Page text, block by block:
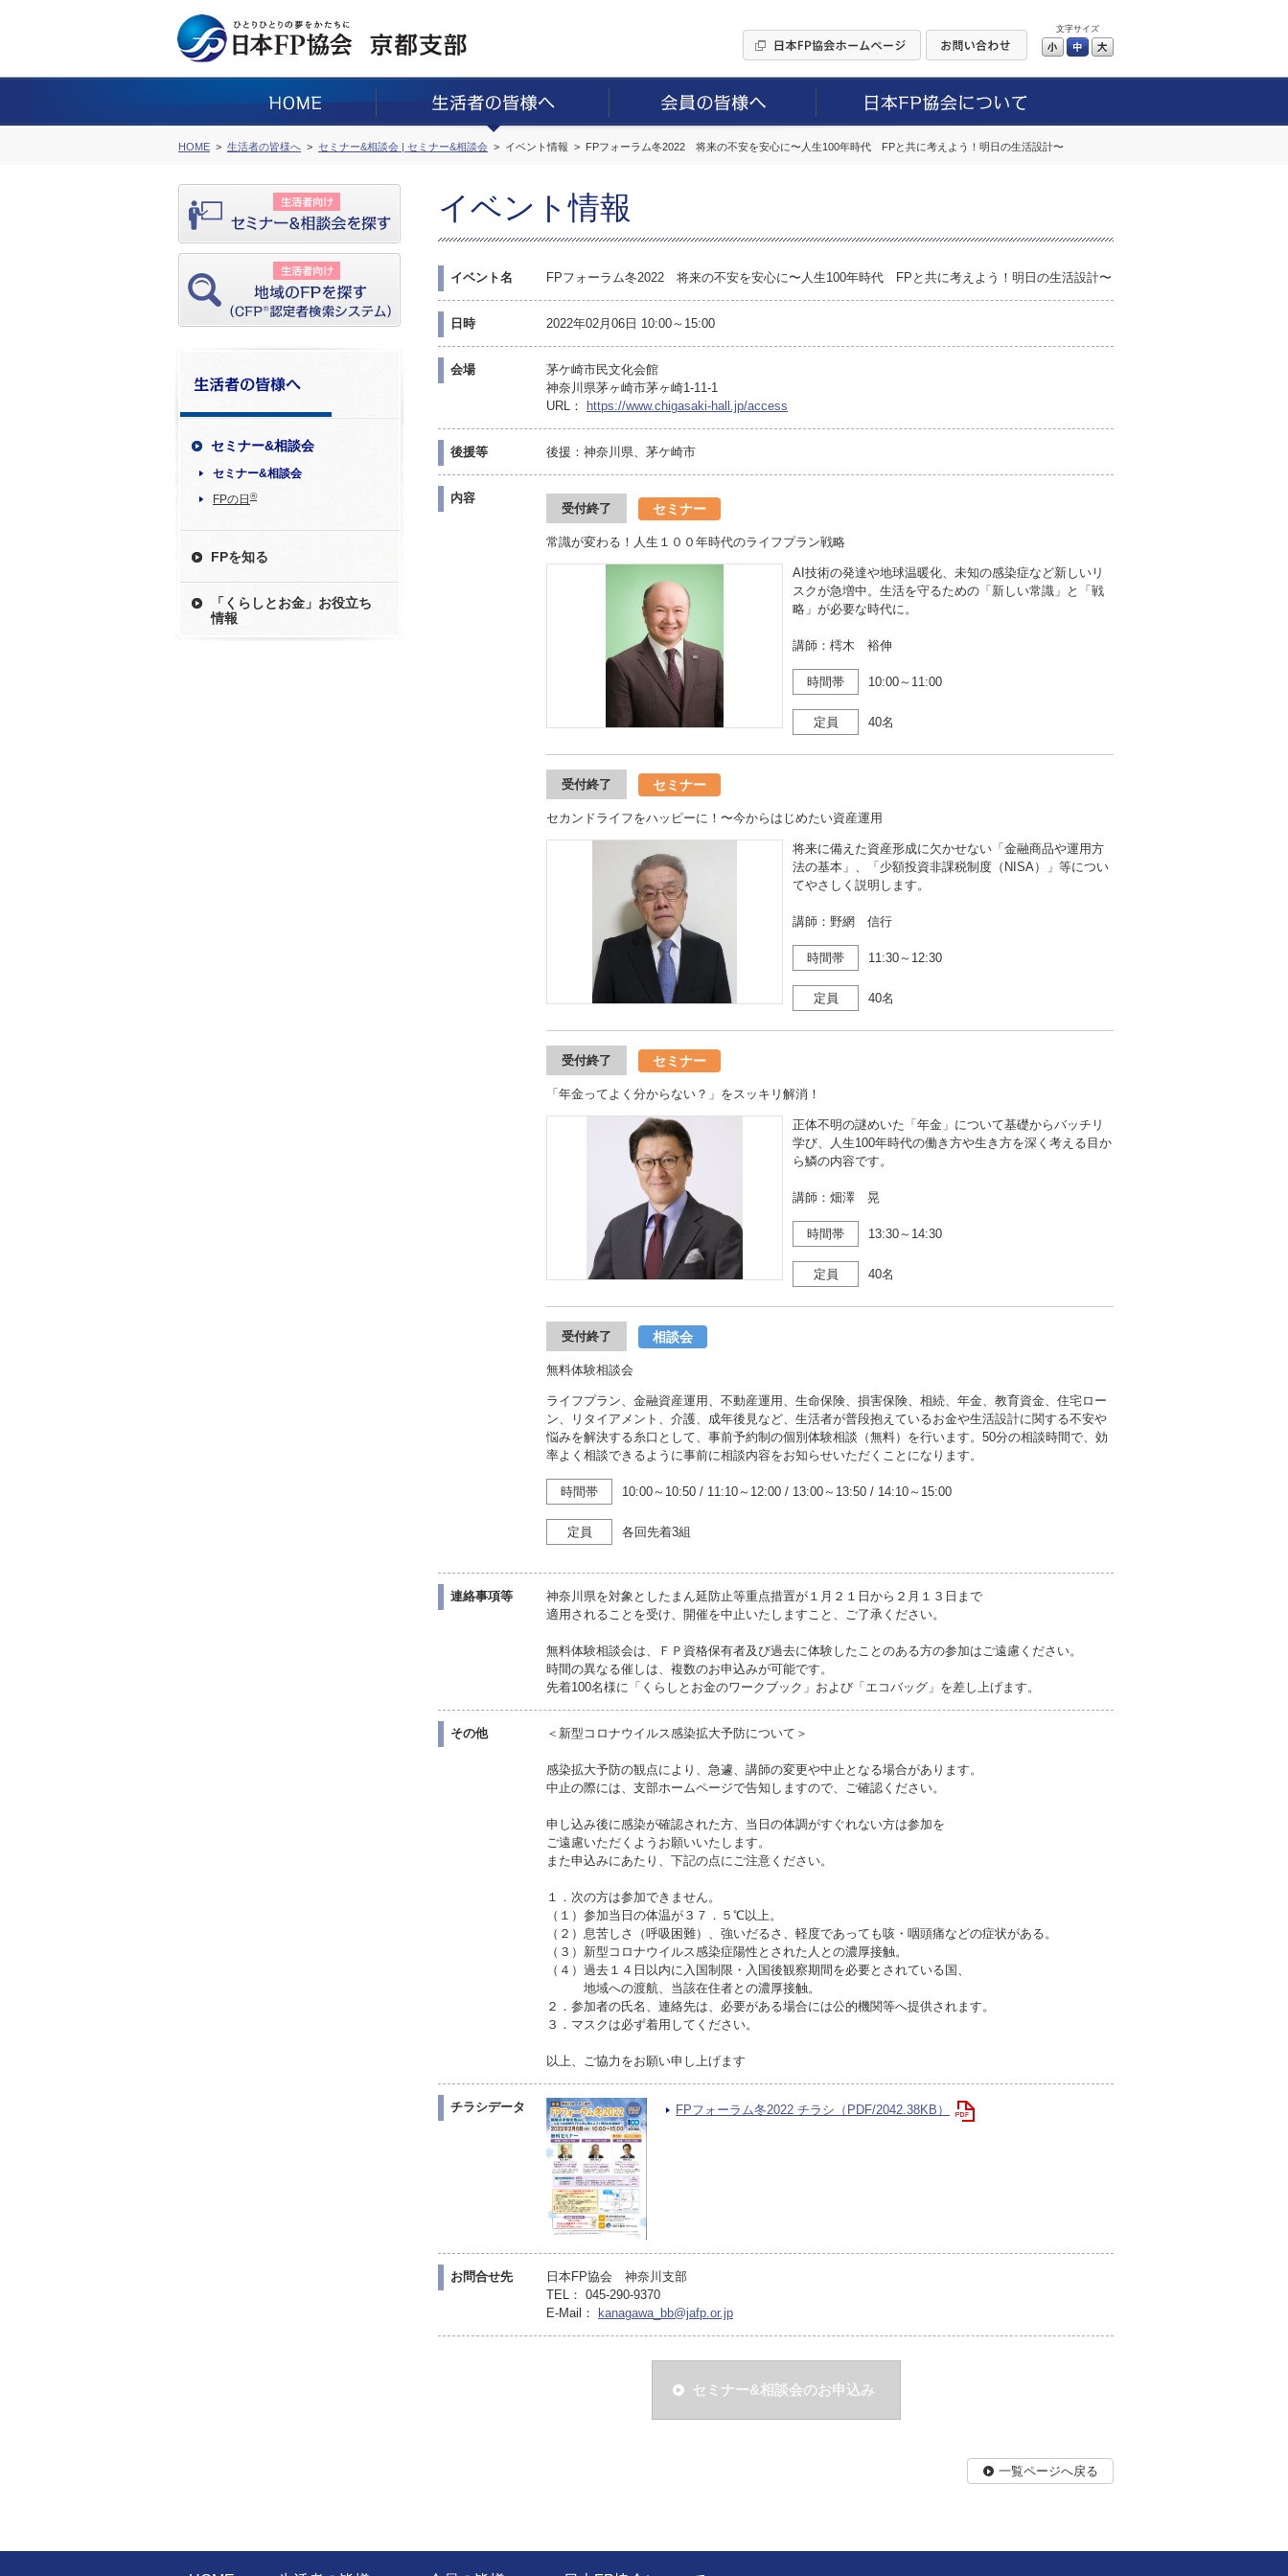
文字サイズ
小 中
HOME 生活者の皆様へ セミナー&相談会 | セミナー&相談会 イベント情報 FPフォーラム冬2022 将来の不安を安心に〜人生100年時代 FPと共に考えよう！明日の生活設計〜
セミナー&相談会
セミナー&相談会
FPの日 ®
FPを知る
「くらしとお金」お役立ち
情報
イベント情報
イベント名 FPフォーラム冬2022 将来の不安を安心に〜人生100年時代 FPと共に考えよう！明日の生活設計〜
日時 2022年02月06日 10:00～15:00
会場
茅ケ崎市民文化会館
神奈川県茅ヶ崎市茅ヶ崎1-11-1
URL：
https://www.chigasaki-hall.jp/access
後援等 後援：神奈川県、茅ケ崎市
内容
受付終了 セミナー
常識が変わる！人生１００年時代のライフプラン戦略
AI技術の発達や地球温暖化、未知の感染症など新しいリ
スクが急増中。生活を守るための「新しい常識」と「戦
略」が必要な時代に。
講師：樗木 裕伸
時間帯 10:00～11:00
定員 40名
受付終了 セミナー
セカンドライフをハッピーに！〜今からはじめたい資産運用
将来に備えた資産形成に欠かせない「金融商品や運用方
法の基本」、「少額投資非課税制度（NISA）」等につい
てやさしく説明します。
講師：野網 信行
時間帯 11:30～12:30
定員 40名
受付終了 セミナー
「年金ってよく分からない？」をスッキリ解消！
正体不明の謎めいた「年金」について基礎からバッチリ
学び、人生100年時代の働き方や生き方を深く考える目か
ら鱗の内容です。
講師：畑澤 晃
時間帯 13:30～14:30
定員 40名
受付終了 相談会
無料体験相談会
ライフプラン、金融資産運用、不動産運用、生命保険、損害保険、相続、年金、教育資金、住宅ロー
ン、リタイアメント、介護、成年後見など、生活者が普段抱えているお金や生活設計に関する不安や
悩みを解決する糸口として、事前予約制の個別体験相談（無料）を行います。50分の相談時間で、効
率よく相談できるように事前に相談内容をお知らせいただくことになります。
時間帯 10:00～10:50 / 11:10～12:00 / 13:00～13:50 / 14:10～15:00
定員 各回先着3組
連絡事項等
神奈川県を対象としたまん延防止等重点措置が１月２１日から２月１３日まで
適用されることを受け、開催を中止いたしますこと、ご了承ください。
無料体験相談会は、ＦＰ資格保有者及び過去に体験したことのある方の参加はご遠慮ください。
時間の異なる催しは、複数のお申込みが可能です。
先着100名様に「くらしとお金のワークブック」および「エコバッグ」を差し上げます。
その他 ＜新型コロナウイルス感染拡大予防について＞
感染拡大予防の観点により、急遽、講師の変更や中止となる場合があります。
中止の際には、支部ホームページで告知しますので、ご確認ください。
申し込み後に感染が確認された方、当日の体調がすぐれない方は参加を
ご遠慮いただくようお願いいたします。
また申込みにあたり、下記の点にご注意ください。
１．次の方は参加できません。
（１）参加当日の体温が３７．５℃以上。
（２）息苦しさ（呼吸困難）、強いだるさ、軽度であっても咳・咽頭痛などの症状がある。
（３）新型コロナウイルス感染症陽性とされた人との濃厚接触。
（４）過去１４日以内に入国制限・入国後観察期間を必要とされている国、
地域への渡航、当該在住者との濃厚接触。
２．参加者の氏名、連絡先は、必要がある場合には公的機関等へ提供されます。
３．マスクは必ず着用してください。
以上、ご協力をお願い申し上げます
チラシデータ FPフォーラム冬2022 チラシ（PDF/2042.38KB）
お問合せ先
日本FP協会 神奈川支部
TEL： 045-290-9370
E-Mail：
kanagawa_bb@jafp.or.jp
セミナー&相談会のお申込み
一覧ページへ戻る